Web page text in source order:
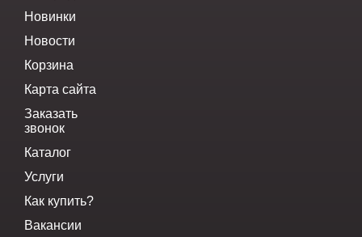
Новинки
Новости
Корзина
Карта сайта
Заказать
звонок
Каталог
Услуги
Как купить?
Вакансии